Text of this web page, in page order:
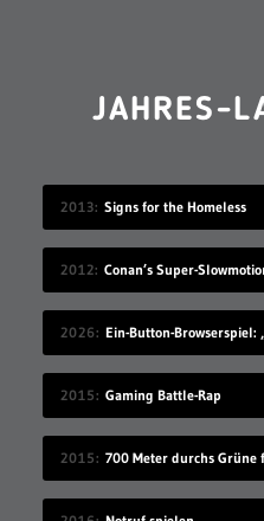
JAHRES-
2013 Signs for the Homeless
2012 Conan’s Super-
2026 Ein-Button-Browserspiel:
2015 Gaming Battle-Rap
2015 700 Meter durchs Grüne